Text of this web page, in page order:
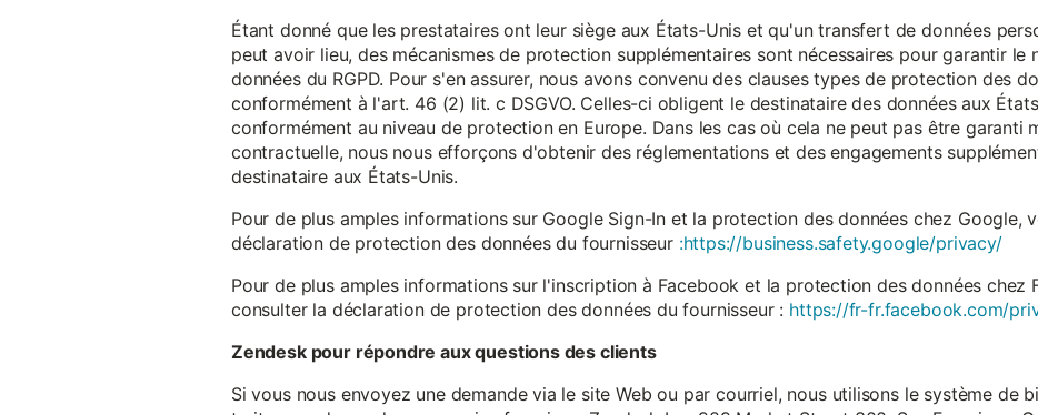
Étant donné que les prestataires ont leur siège aux États-Unis et qu'un transfert de données
peut avoir lieu, des mécanismes de protection supplémentaires sont nécessaires pour garantir le
données du RGPD. Pour s'en assurer, nous avons convenu des clauses types de protection des
conformément à l'art. 46 (2) lit. c DSGVO. Celles-ci obligent le destinataire des données aux
conformément au niveau de protection en Europe. Dans les cas où cela ne peut pas être garanti
contractuelle, nous nous efforçons d'obtenir des réglementations et des engagements
destinataire aux États-Unis.
Pour de plus amples informations sur Google Sign-In et la protection des données chez Google,
déclaration de protection des données du fournisseur :https://business.safety.google/privacy/
Pour de plus amples informations sur l'inscription à Facebook et la protection des données chez
consulter la déclaration de protection des données du fournisseur : https://fr-fr.facebook.com/
Zendesk pour répondre aux questions des clients
Si vous nous envoyez une demande via le site Web ou par courriel, nous utilisons le système de